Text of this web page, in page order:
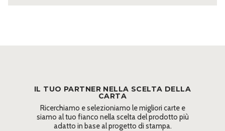
IL TUO PARTNER NELLA SCELTA DELLA
CARTA
Ricerchiamo e selezioniamo le migliori carte e
siamo al tuo fianco nella scelta del prodotto più
adatto in base al progetto di stampa.